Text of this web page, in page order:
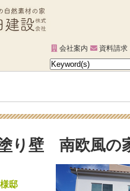
会社案内 資料請求
り壁 南欧風の
邸